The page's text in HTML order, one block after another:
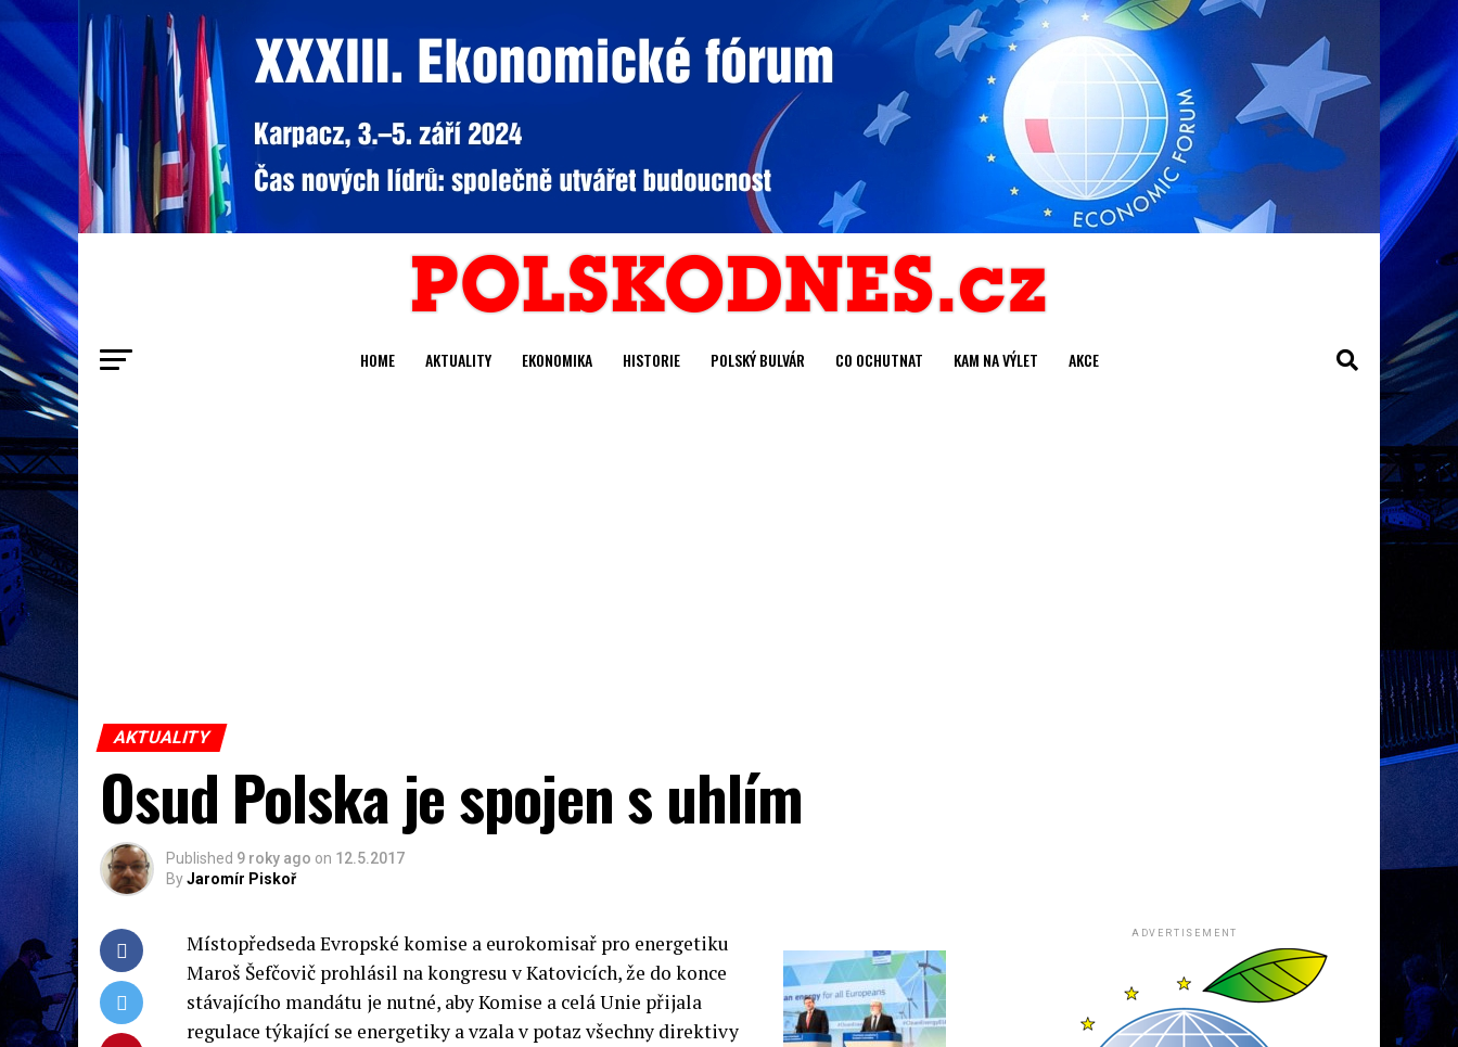
HOME AKTUALITY EKONOMIKA HISTORIE POLSKÝ BULVÁR CO OCHUTNAT KAM NA VÝLET AKCE
AKTUALITY
Osud Polska je spojen s uhlím
Published 9 roky ago on 12.5.2017
ByJaromír Piskoř
Místopředseda Evropské komise a eurokomisař pro energetiku
Maroš Šefčovič prohlásil na kongresu v Katovicích, že do konce
stávajícího mandátu je nutné, aby Komise a celá Unie přijala
regulace týkající se energetiky a vzala v potaz všechny direktivy
ADVERTISEMENT